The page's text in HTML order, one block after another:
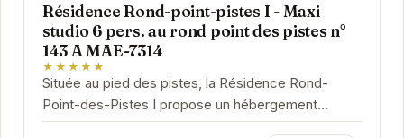
Résidence Rond-point-pistes I - Maxi
studio 6 pers. au rond point des pistes n°
143 A MAE-7314
★★★★★
Située au pied des pistes, la Résidence Rond-
Point-des-Pistes I propose un hébergement
confortable et fonctionnel. Cet appartement est